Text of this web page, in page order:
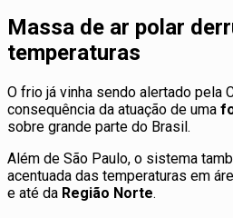
Massa de ar polar
temperaturas
O frio já vinha sendo alertado pela
consequência da atuação de uma
sobre grande parte do Brasil.
Além de São Paulo, o sistema
acentuada das temperaturas em
e até da Região Norte.